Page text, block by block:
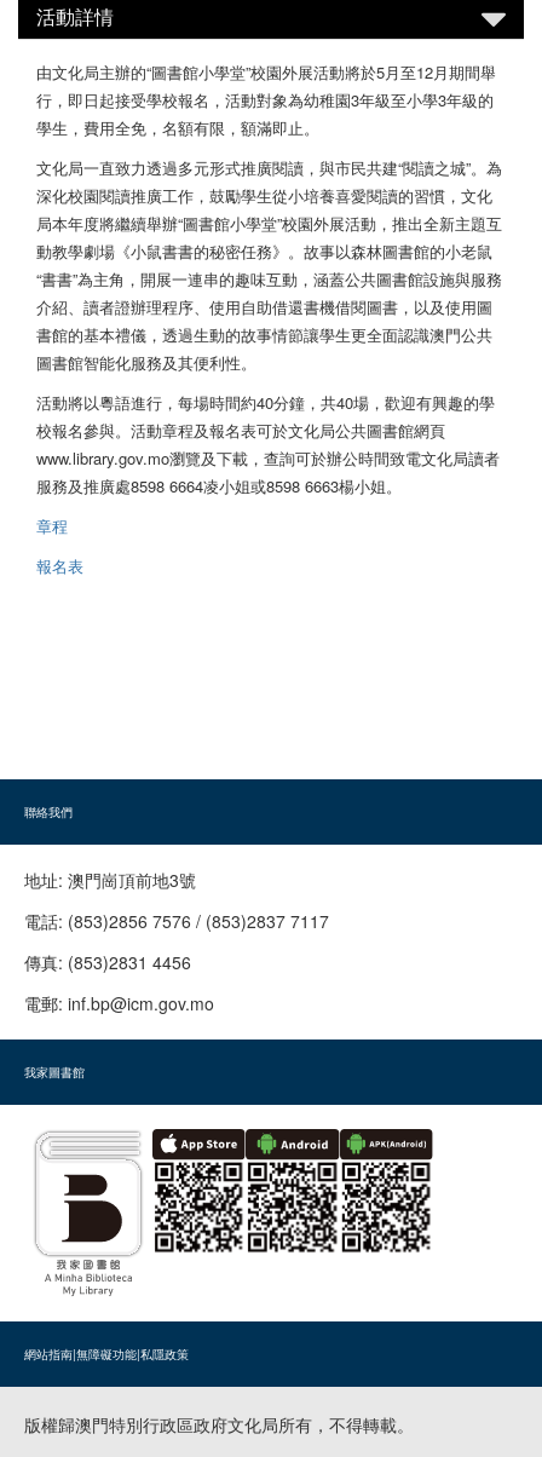
活動詳情
由文化局主辦的“圖書館小學堂”校園外展活動將於5月至12月期間舉
行，即日起接受學校報名，活動對象為幼稚園3年級至小學3年級的
學生，費用全免，名額有限，額滿即止。
文化局一直致力透過多元形式推廣閱讀，與市民共建“閱讀之城”。為
深化校園閱讀推廣工作，鼓勵學生從小培養喜愛閱讀的習慣，文化
局本年度將繼續舉辦“圖書館小學堂”校園外展活動，推出全新主題互
動教學劇場《小鼠書書的秘密任務》。故事以森林圖書館的小老鼠
“書書”為主角，開展一連串的趣味互動，涵蓋公共圖書館設施與服務
介紹、讀者證辦理程序、使用自助借還書機借閱圖書，以及使用圖
書館的基本禮儀，透過生動的故事情節讓學生更全面認識澳門公共
圖書館智能化服務及其便利性。
活動將以粵語進行，每場時間約40分鐘，共40場，歡迎有興趣的學
校報名參與。活動章程及報名表可於文化局公共圖書館網頁
www.library.gov.mo瀏覽及下載，查詢可於辦公時間致電文化局讀者
服務及推廣處8598 6664凌小姐或8598 6663楊小姐。
章程
報名表
聯絡我們
地址: 澳門崗頂前地3號
電話: (853)2856 7576 / (853)2837 7117
傳真: (853)2831 4456
電郵: inf.bp@icm.gov.mo
我家圖書館
網站指南|無障礙功能|私隱政策
版權歸澳門特別行政區政府文化局所有，不得轉載。